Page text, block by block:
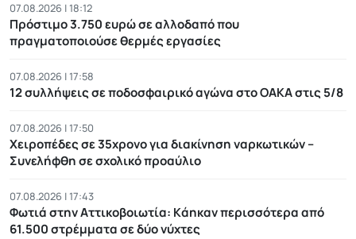
07.08.2026 | 18:12
Πρόστιμο 3.750 ευρώ σε αλλοδαπό που
πραγματοποιούσε θερμές εργασίες
07.08.2026 | 17:58
12 συλλήψεις σε ποδοσφαιρικό αγώνα στο ΟΑΚΑ στις 5/8
07.08.2026 | 17:50
Χειροπέδες σε 35χρονο για διακίνηση ναρκωτικών –
Συνελήφθη σε σχολικό προαύλιο
07.08.2026 | 17:43
Φωτιά στην Αττικοβοιωτία: Kάηκαν περισσότερα από
61.500 στρέμματα σε δύο νύχτες